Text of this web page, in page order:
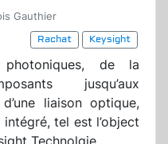
Gauthier
Rachat
Keysight
de la
jusqu’aux
liaison optique,
tel est l’object